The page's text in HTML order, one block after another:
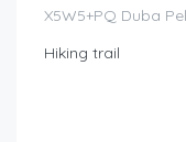
X5W5+PQ Duba
Hiking trail